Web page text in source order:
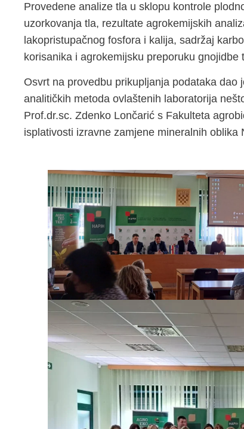
Provedene analize tla u sklopu kontrole
uzorkovanja tla, rezultate agrokemijskih
lakopristupačnog fosfora i kalija, sadržaj
korisanika i agrokemijsku preporuku gnojidbe
Osvrt na provedbu prikupljanja podataka
analitičkih metoda ovlaštenih laboratorija
Prof.dr.sc. Zdenko Lončarić s Fakulteta
isplativosti izravne zamjene mineralnih oblika